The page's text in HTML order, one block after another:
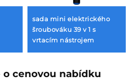
sada mini elektrického
šroubováku 39 v 1 s
vrtacím nástrojem
o cenovou nabídku